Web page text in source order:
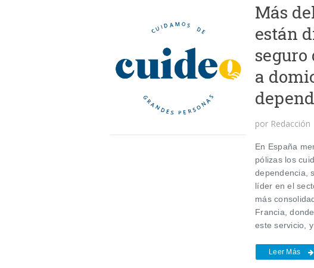
Más
están
a
por Redacción
En España
pólizas los
dependencia,
líder en el
más
Francia,
este servicio,
Leer Más